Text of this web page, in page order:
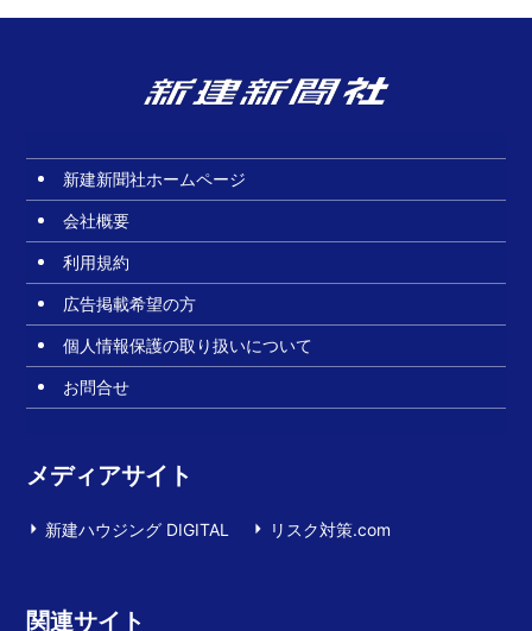
新建新聞社ホームページ
会社概要
利用規約
広告掲載希望の方
個人情報保護の取り扱いについて
お問合せ
メディアサイト
新建ハウジング DIGITAL リスク対策.com
関連サイト